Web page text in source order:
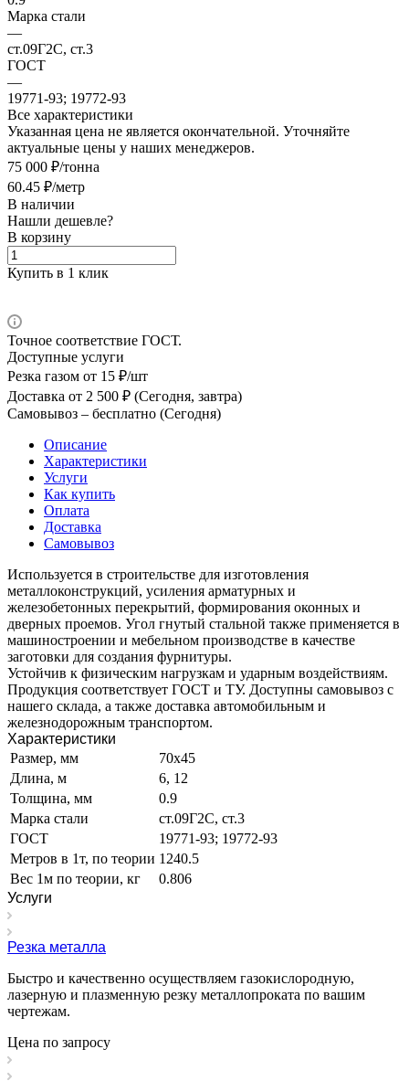
Марка стали
—
ст.09Г2С, ст.3
ГОСТ
—
19771-93; 19772-93
Все характеристики
Указанная цена не является окончательной. Уточняйте
актуальные цены у наших менеджеров.
75 000 ₽/тонна
60.45 ₽/метр
В наличии
Нашли дешевле?
В корзину
Купить в 1 клик
Точное соответствие ГОСТ.
Доступные услуги
Резка газом от 15 ₽/шт
Доставка от 2 500 ₽ (Сегодня, завтра)
Самовывоз – бесплатно (Сегодня)
Описание
Характеристики
Услуги
Как купить
Оплата
Доставка
Самовывоз
Используется в строительстве для изготовления
металлоконструкций, усиления арматурных и
железобетонных перекрытий, формирования оконных и
дверных проемов. Угол гнутый стальной также применяется в
машиностроении и мебельном производстве в качестве
заготовки для создания фурнитуры.
Устойчив к физическим нагрузкам и ударным воздействиям.
Продукция соответствует ГОСТ и ТУ. Доступны самовывоз с
нашего склада, а также доставка автомобильным и
железнодорожным транспортом.
Характеристики
Размер, мм
70х45
Длина, м
6, 12
Толщина, мм
0.9
Марка стали
ст.09Г2С, ст.3
ГОСТ
19771-93; 19772-93
Метров в 1т, по теории 1240.5
Вес 1м по теории, кг
0.806
Услуги
Резка металла
Быстро и качественно осуществляем газокислородную,
лазерную и плазменную резку металлопроката по вашим
чертежам.
Цена по запросу